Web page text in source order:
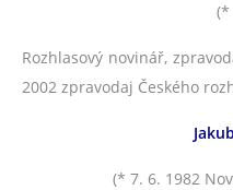
(*
Rozhlasový novinář,
2002 zpravodaj Českého
(* 7. 6. 1982